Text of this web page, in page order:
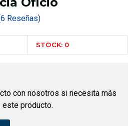
(6 Reseñas)
STOCK: 0
con nosotros si necesita más
producto.